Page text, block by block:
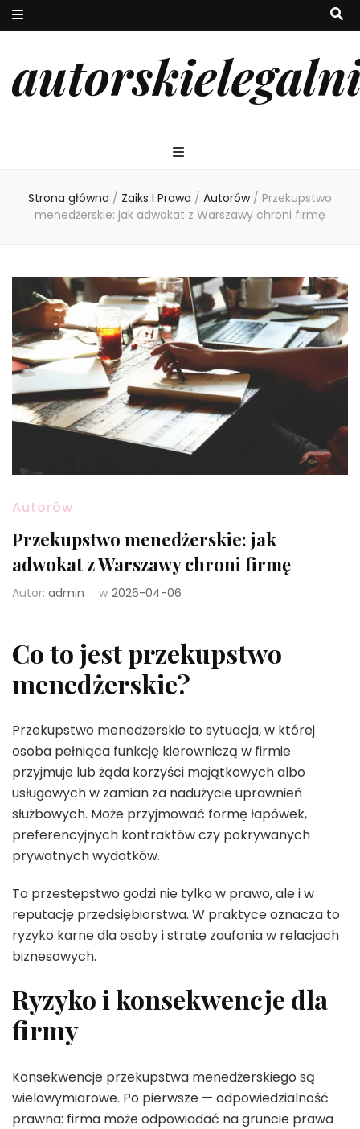
Strona główna / Zaiks I Prawa / Autorów / Przekupstwo
menedżerskie: jak adwokat z Warszawy chroni firmę
Autorów
Przekupstwo menedżerskie: jak
adwokat z Warszawy chroni firmę
Autor: admin w 2026-04-06
Co to jest przekupstwo
menedżerskie?
Przekupstwo menedżerskie to sytuacja, w której
osoba pełniąca funkcję kierowniczą w firmie
przyjmuje lub żąda korzyści majątkowych albo
usługowych w zamian za nadużycie uprawnień
służbowych. Może przyjmować formę łapówek,
preferencyjnych kontraktów czy pokrywanych
prywatnych wydatków.
To przestępstwo godzi nie tylko w prawo, ale i w
reputację przedsiębiorstwa. W praktyce oznacza to
ryzyko karne dla osoby i stratę zaufania w relacjach
biznesowych.
Ryzyko i konsekwencje dla
firmy
Konsekwencje przekupstwa menedżerskiego są
wielowymiarowe. Po pierwsze — odpowiedzialność
prawna: firma może odpowiadać na gruncie prawa